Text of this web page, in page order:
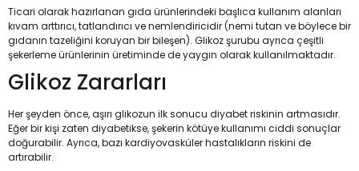
Ticari olarak hazırlanan gıda ürünlerindeki başlıca kullanım alanları
kıvam arttırıcı, tatlandırıcı ve nemlendiricidir (nemi tutan ve böylece bir
gıdanın tazeliğini koruyan bir bileşen). Glikoz şurubu ayrıca çeşitli
şekerleme ürünlerinin üretiminde de yaygın olarak kullanılmaktadır.
Glikoz Zararları
Her şeyden önce, aşırı glikozun ilk sonucu diyabet riskinin artmasıdır.
Eğer bir kişi zaten diyabetikse, şekerin kötüye kullanımı ciddi sonuçlar
doğurabilir. Ayrıca, bazı kardiyovasküler hastalıkların riskini de
artırabilir.